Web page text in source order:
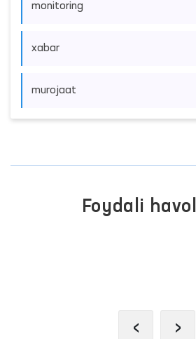
monitoring
xabar
murojaat
Foydali
‹ ›